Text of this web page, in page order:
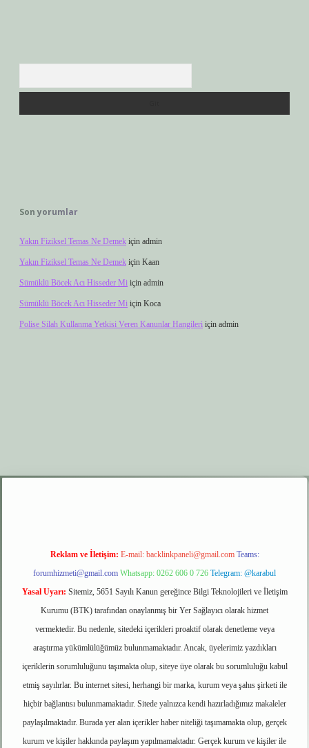
Son yorumlar
Yakın Fiziksel Temas Ne Demek için admin
Yakın Fiziksel Temas Ne Demek için Kaan
Sümüklü Böcek Acı Hisseder Mi için admin
Sümüklü Böcek Acı Hisseder Mi için Koca
Polise Silah Kullanma Yetkisi Veren Kanunlar Hangileri için admin
elexbet giriş
Reklam ve İletişim: E-mail: backlinkpaneli@gmail.com Teams:
forumhizmeti@gmail.com Whatsapp: 0262 606 0 726 Telegram: @karabul
Yasal Uyarı: Sitemiz, 5651 Sayılı Kanun gereğince Bilgi Teknolojileri ve İletişim
Kurumu (BTK) tarafından onaylanmış bir Yer Sağlayıcı olarak hizmet
vermektedir. Bu nedenle, sitedeki içerikleri proaktif olarak denetleme veya
araştırma yükümlülüğümüz bulunmamaktadır. Ancak, üyelerimiz yazdıkları
içeriklerin sorumluluğunu taşımakta olup, siteye üye olarak bu sorumluluğu kabul
etmiş sayılırlar. Bu internet sitesi, herhangi bir marka, kurum veya şahıs şirketi ile
hiçbir bağlantısı bulunmamaktadır. Sitede yalnızca kendi hazırladığımız makaleler
paylaşılmaktadır. Burada yer alan içerikler haber niteliği taşımamakta olup, gerçek
kurum ve kişiler hakkında paylaşım yapılmamaktadır. Gerçek kurum ve kişiler ile